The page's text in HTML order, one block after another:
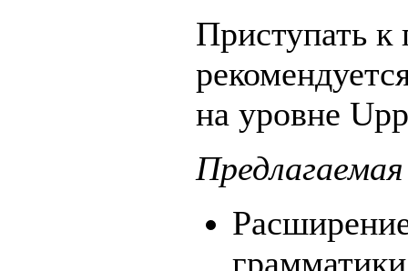
Приступать к
на уровне